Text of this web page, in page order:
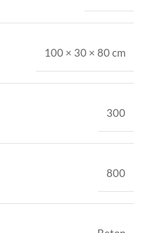
100 × 30 × 80 cm
300
800